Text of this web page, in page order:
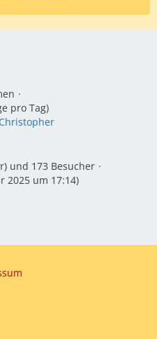
pro Tag)
Christopher
und 173 Besucher
2025 um 17:14)